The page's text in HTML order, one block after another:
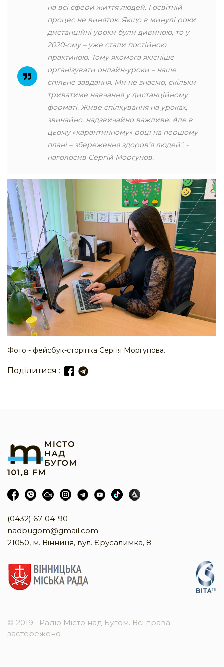
на всі сфери життя людей. І освітній
процес не виняток. Якщо в минулі роки
дистанційні уроки були дивиною, то у
2020-ому – уже стали постійною
практикою. Тому якомога якісніше
організувати онлайн-уроки – наше
спільне завдання. Ми не знаємо, скільки
триватиме навчання у дистанційному
форматі. Живе спілкування на уроках,
звичайно, надзвичайно важливе. Але в
цьому «карантинному» році на першому
плані – збереження здоров’я людей", -
наголосив Сергій Моргунов.
Фото - фейсбук-сторінка Сергія Моргунова.
Поділитися :
(0432) 67-04-90
nadbugom@gmail.com
21050, м. Вінниця, вул. Єрусалимка, 8
© 2019
Радіо Місто над Бугом. Всі права
застережено